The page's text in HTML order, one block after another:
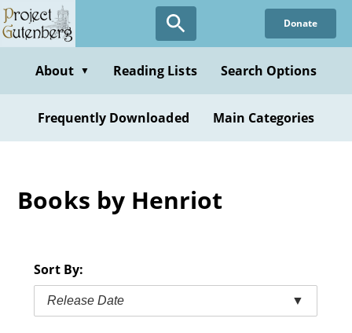
Skip
to
content
Donate
About ▼ Reading Lists Search Options
Frequently Downloaded Main Categories
Books by Henriot
Sort By:
Release Date ▼